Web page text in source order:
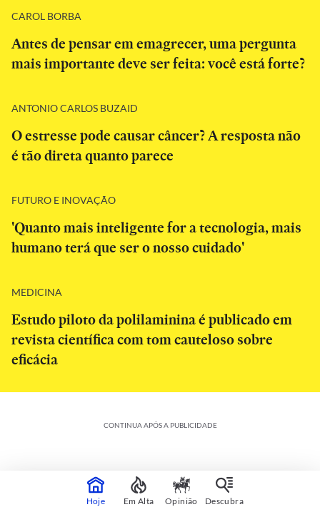
CAROL BORBA
Antes de pensar em emagrecer, uma pergunta
mais importante deve ser feita: você está forte?
ANTONIO CARLOS BUZAID
O estresse pode causar câncer? A resposta não
é tão direta quanto parece
FUTURO E INOVAÇÃO
'Quanto mais inteligente for a tecnologia, mais
humano terá que ser o nosso cuidado'
MEDICINA
Estudo piloto da polilaminina é publicado em
revista científica com tom cauteloso sobre
eficácia
CONTINUA APÓS A PUBLICIDADE
Hoje Em Alta Opinião Descubra